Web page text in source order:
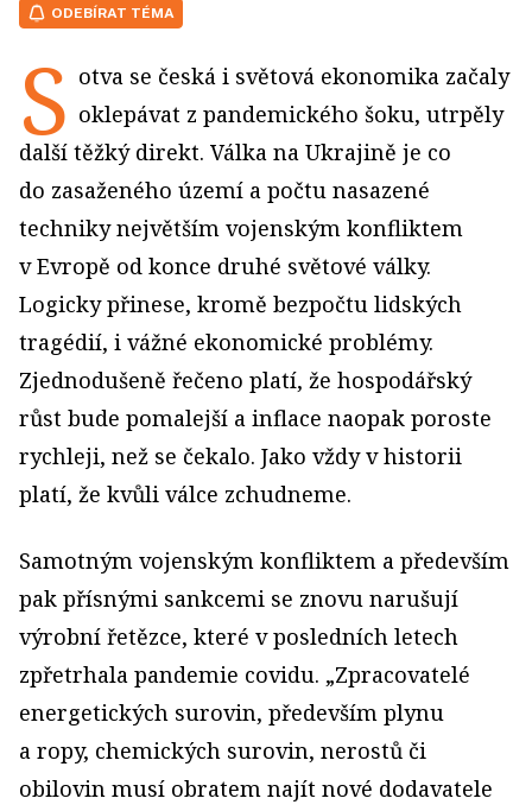
ODEBÍRAT TÉMA
S otva se česká i světová ekonomika začaly
oklepávat z pandemického šoku, utrpěly
další těžký direkt. Válka na Ukrajině je co
do zasaženého území a počtu nasazené
techniky největším vojenským konfliktem
v Evropě od konce druhé světové války.
Logicky přinese, kromě bezpočtu lidských
tragédií, i vážné ekonomické problémy.
Zjednodušeně řečeno platí, že hospodářský
růst bude pomalejší a inflace naopak poroste
rychleji, než se čekalo. Jako vždy v historii
platí, že kvůli válce zchudneme.
Samotným vojenským konfliktem a především
pak přísnými sankcemi se znovu narušují
výrobní řetězce, které v posledních letech
zpřetrhala pandemie covidu. „Zpracovatelé
energetických surovin, především plynu
a ropy, chemických surovin, nerostů či
obilovin musí obratem najít nové dodavatele